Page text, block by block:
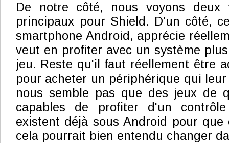
De notre côté, nous voyons deux
principaux pour Shield. D'un côté,
smartphone Android, apprécie
veut en profiter avec un système
jeu. Reste qu'il faut réellement être
pour acheter un périphérique qui
nous semble pas que des jeux de
capables de profiter d'un
existent déjà sous Android pour
cela pourrait bien entendu changer